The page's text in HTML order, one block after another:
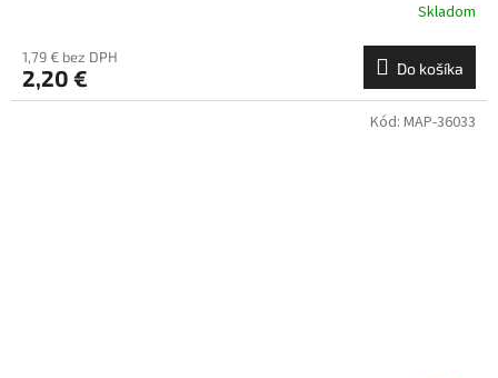
Skladom
1,79 € bez DPH
2,20 € Do košíka
Kód: MAP-36033